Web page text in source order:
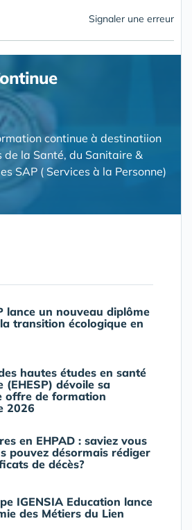
Signaler une erreur
continue à destinatiion
de la Santé, du Sanitaire &
SAP ( Services à la Personne)
lance un nouveau diplôme
transition écologique en
hautes études en santé
(EHESP) dévoile sa
offre de formation
2026
en EHPAD : saviez vous
pouvez désormais rédiger
de décès?
IGENSIA Education lance
des Métiers du Lien